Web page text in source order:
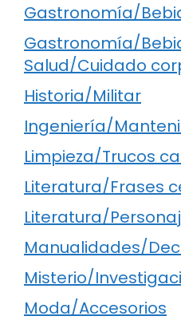
Gastronomía/
Gastronomía/
Salud/Cuidado
Historia/Militar
Ingeniería/
Limpieza/Trucos
Literatura/Frases
Literatura/
Manualidades/
Misterio/
Moda/Accesorios